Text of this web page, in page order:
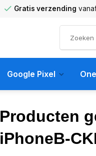
Gratis verzending
Google Pixel
Producten
iPhoneB-